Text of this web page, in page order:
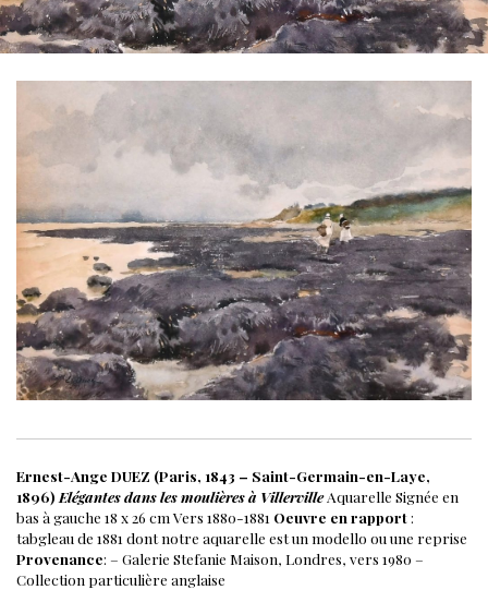
Ernest-Ange DUEZ (Paris, 1843 – Saint-Germain-en-Laye,
1896) Elégantes dans les moulières à VillervilleAquarelle Signée en
bas à gauche 18 x 26 cm Vers 1880-1881 Oeuvre en rapport:
tabgleau de 1881 dont notre aquarelle est un modello ou une reprise
Provenance: – Galerie Stefanie Maison, Londres, vers 1980 –
Collection particulière anglaise